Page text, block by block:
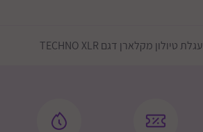
עגלת טיולון מקלארן דגם TECHNO XLR